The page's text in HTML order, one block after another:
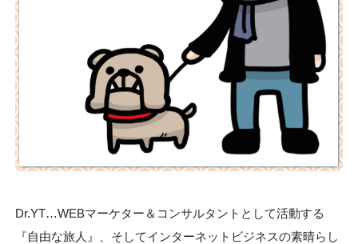
Dr.YT…WEBマーケター＆コンサルタントとして活動する
『自由な旅人』、そしてインターネットビジネスの素晴らし